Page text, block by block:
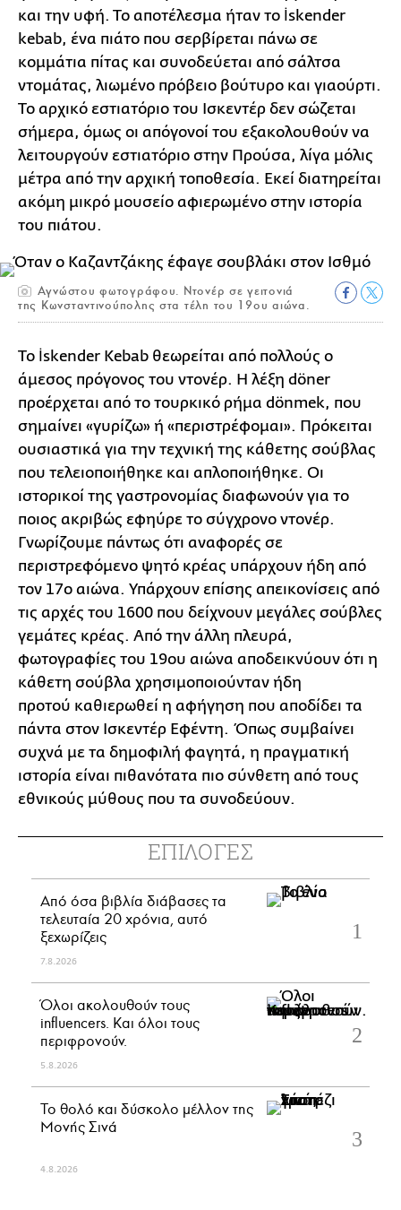
και την υφή. Το αποτέλεσμα ήταν το İskender
kebab, ένα πιάτο που σερβίρεται πάνω σε
κομμάτια πίτας και συνοδεύεται από σάλτσα
ντομάτας, λιωμένο πρόβειο βούτυρο και γιαούρτι.
Το αρχικό εστιατόριο του Ισκεντέρ δεν σώζεται
σήμερα, όμως οι απόγονοί του εξακολουθούν να
λειτουργούν εστιατόριο στην Προύσα, λίγα μόλις
μέτρα από την αρχική τοποθεσία. Εκεί διατηρείται
ακόμη μικρό μουσείο αφιερωμένο στην ιστορία
του πιάτου.
Αγνώστου φωτογράφου. Ντονέρ σε γειτονιά
της Κωνσταντινούπολης στα τέλη του 19ου αιώνα.
Το İskender Kebab θεωρείται από πολλούς ο
άμεσος πρόγονος του ντονέρ. Η λέξη döner
προέρχεται από το τουρκικό ρήμα dönmek, που
σημαίνει «γυρίζω» ή «περιστρέφομαι». Πρόκειται
ουσιαστικά για την τεχνική της κάθετης σούβλας
που τελειοποιήθηκε και απλοποιήθηκε. Οι
ιστορικοί της γαστρονομίας διαφωνούν για το
ποιος ακριβώς εφηύρε το σύγχρονο ντονέρ.
Γνωρίζουμε πάντως ότι αναφορές σε
περιστρεφόμενο ψητό κρέας υπάρχουν ήδη από
τον 17ο αιώνα. Υπάρχουν επίσης απεικονίσεις από
τις αρχές του 1600 που δείχνουν μεγάλες σούβλες
γεμάτες κρέας. Από την άλλη πλευρά,
φωτογραφίες του 19ου αιώνα αποδεικνύουν ότι η
κάθετη σούβλα χρησιμοποιούνταν ήδη
προτού καθιερωθεί η αφήγηση που αποδίδει τα
πάντα στον Ισκεντέρ Εφέντη. Όπως συμβαίνει
συχνά με τα δημοφιλή φαγητά, η πραγματική
ιστορία είναι πιθανότατα πιο σύνθετη από τους
εθνικούς μύθους που τα συνοδεύουν.
ΕΠΙΛΟΓΕΣ
Από όσα βιβλία διάβασες τα
τελευταία 20 χρόνια, αυτό
ξεχωρίζεις
7.8.2026
Όλοι ακολουθούν τους
influencers. Και όλοι τους
περιφρονούν.
5.8.2026
Το θολό και δύσκολο μέλλον της
Μονής Σινά
4.8.2026